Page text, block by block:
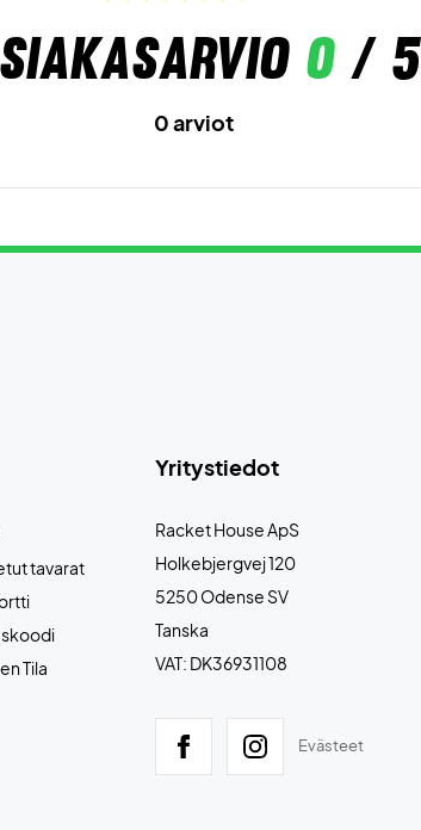
0/ 5
0 arviot
Yritystiedot
Racket House ApS
Holkebjergvej 120
5250 Odense SV
Tanska
VAT: DK36931108
Evästeet
tavarat
Tila